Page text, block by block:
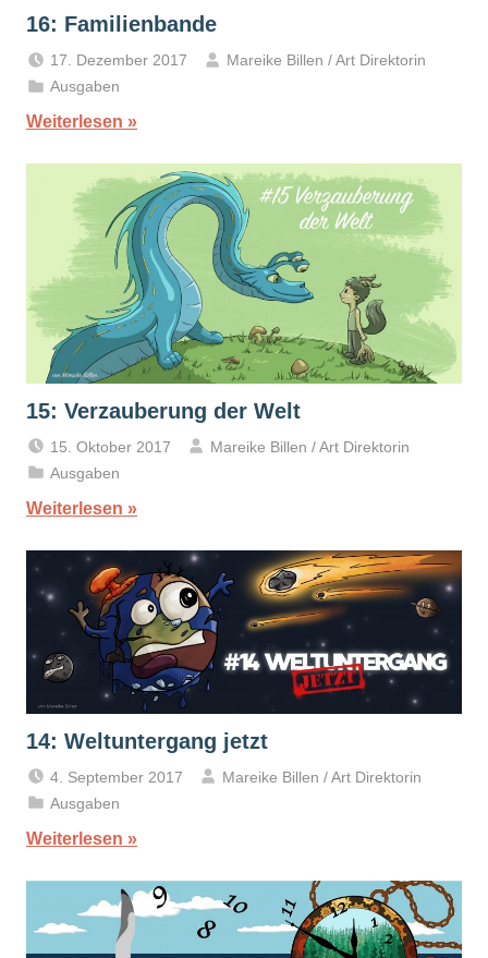
16: Familienbande
17. Dezember 2017
Mareike Billen / Art Direktorin
Ausgaben
Weiterlesen
15: Verzauberung der Welt
15. Oktober 2017
Mareike Billen / Art Direktorin
Ausgaben
Weiterlesen
14: Weltuntergang jetzt
4. September 2017
Mareike Billen / Art Direktorin
Ausgaben
Weiterlesen